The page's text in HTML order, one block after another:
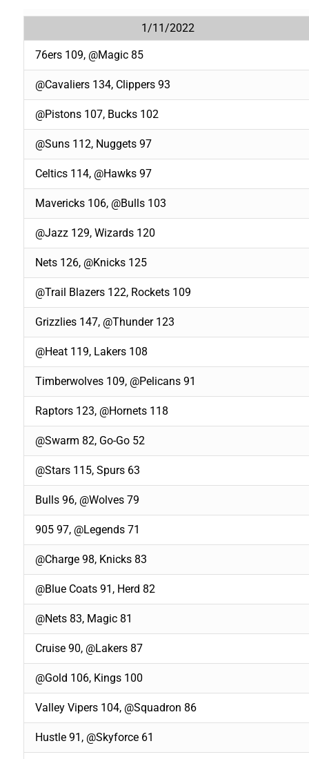
1/11/2022
76ers 109, @Magic 85
@Cavaliers 134, Clippers 93
@Pistons 107, Bucks 102
@Suns 112, Nuggets 97
Celtics 114, @Hawks 97
Mavericks 106, @Bulls 103
@Jazz 129, Wizards 120
Nets 126, @Knicks 125
@Trail Blazers 122, Rockets 109
Grizzlies 147, @Thunder 123
@Heat 119, Lakers 108
Timberwolves 109, @Pelicans 91
Raptors 123, @Hornets 118
@Swarm 82, Go-Go 52
@Stars 115, Spurs 63
Bulls 96, @Wolves 79
905 97, @Legends 71
@Charge 98, Knicks 83
@Blue Coats 91, Herd 82
@Nets 83, Magic 81
Cruise 90, @Lakers 87
@Gold 106, Kings 100
Valley Vipers 104, @Squadron 86
Hustle 91, @Skyforce 61